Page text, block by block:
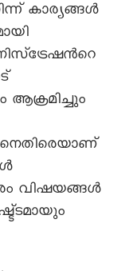
കാര്യങ്ങള്‍
ആക്രമിച്ചും
വിഷയങ്ങള്‍